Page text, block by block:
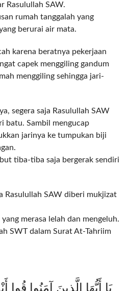
Rasulullah SAW.
rumah tanggalah yang
berurai air mata.
karena beratnya pekerjaan
capek menggiling gandum
menggiling sehingga jari-
segera saja Rasulullah SAW
batu. Sambil mengucap
jarinya ke tumpukan biji
tiba-tiba saja bergerak sendiri
Rasulullah SAW diberi mukjizat
merasa lelah dan mengeluh.
SWT dalam Surat At-Tahriim
يَا أَيُّهَا الَّذِينَ آمَنُوا